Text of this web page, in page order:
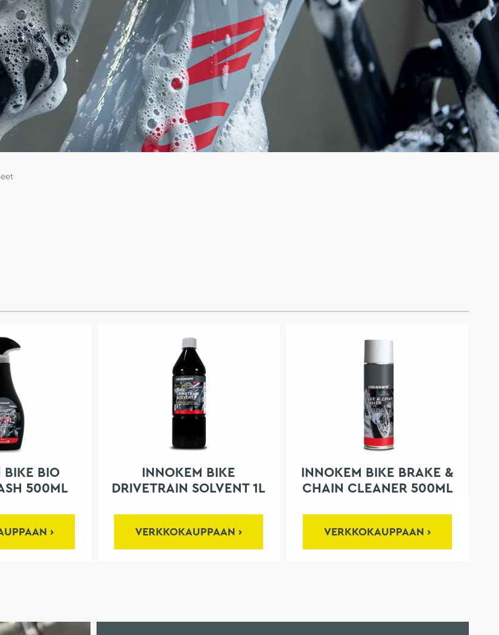
BIKE BIO
500ML
INNOKEM BIKE
DRIVETRAIN SOLVENT 1L
VERKKOKAUPPAAN
INNOKEM BIKE BRAKE &
CHAIN CLEANER 500ML
VERKKOKAUPPAAN